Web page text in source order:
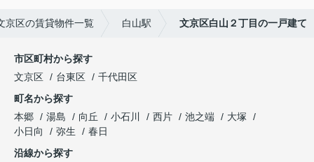
京区の賃貸物件一覧 白山駅 文京区白山２丁目の一戸建て
市区町村から探す
文京区
台東区
千代田区
町名から探す
本郷
湯島 向丘 小石川 西片 池之端
大塚
小日向
弥生
春日
沿線から探す